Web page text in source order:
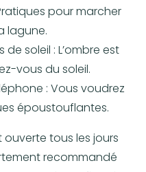
pour marcher
lagune.
soleil : L’ombre est
vous du soleil.
: Vous voudrez
époustouflantes.
ouverte tous les jours
recommandé